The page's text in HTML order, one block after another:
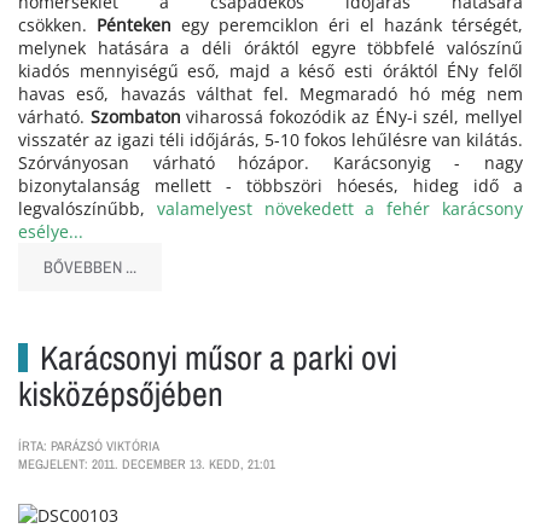
csökken. Pénteken egy peremciklon éri el hazánk térségét,
melynek hatására a déli óráktól egyre többfelé valószínű
kiadós mennyiségű eső, majd a késő esti óráktól ÉNy felől
havas eső, havazás válthat fel. Megmaradó hó még nem
várható. Szombaton viharossá fokozódik az ÉNy-i szél, mellyel
visszatér az igazi téli időjárás, 5-10 fokos lehűlésre van kilátás.
Szórványosan várható hózápor. Karácsonyig - nagy
bizonytalanság mellett - többszöri hóesés, hideg idő a
legvalószínűbb, valamelyest növekedett a fehér karácsony
esélye...
BŐVEBBEN ...
Karácsonyi műsor a parki ovi
kisközépsőjében
ÍRTA: PARÁZSÓ VIKTÓRIA
MEGJELENT: 2011. DECEMBER 13. KEDD, 21:01